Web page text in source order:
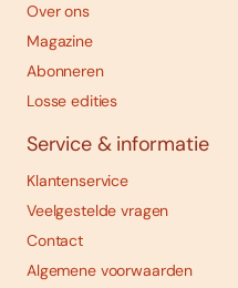
Over ons
Magazine
Abonneren
Losse edities
Service & informatie
Klantenservice
Veelgestelde vragen
Contact
Algemene voorwaarden